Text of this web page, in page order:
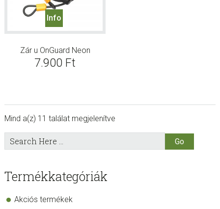
Info
Zár u OnGuard Neon
7.900 Ft
Mind a(z) 11 találat megjelenítve
sidebar
Store
Sidebar
Search
Here
Termékkategóriák
Akciós termékek